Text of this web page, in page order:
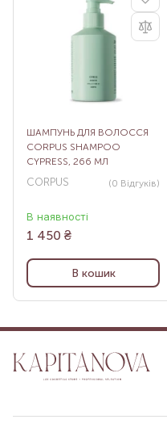
ШАМПУНЬ ДЛЯ ВОЛОССЯ
CORPUS SHAMPOO
CYPRESS, 266 МЛ
CORPUS (0 Відгуків)
В наявності
1 450 ₴
В кошик